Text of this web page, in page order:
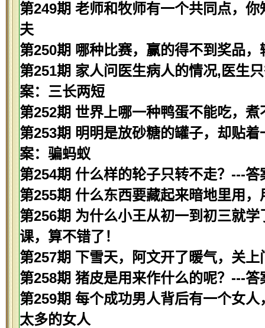
第249期 老师和牧师有一个共同点，
夫
第250期 哪种比赛，赢的得不到奖品
第251期 家人问医生病人的情况,医生
案：三长两短
第252期 世界上哪一种鸭蛋不能吃，
第253期 明明是放砂糖的罐子，却贴
案：骗蚂蚁
第254期 什么样的轮子只转不走？---答
第255期 什么东西要藏起来暗地里用
第256期 为什么小王从初一到初三就
课，算不错了！
第257期 下雪天，阿文开了暖气，关
第258期 猪皮是用来作什么的呢？---答
第259期 每个成功男人背后有一个女
太多的女人